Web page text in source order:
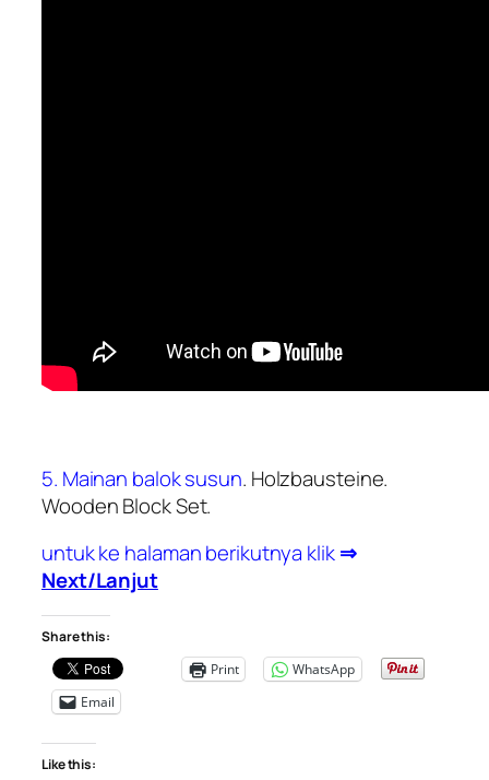
5. Mainan balok susun. Holzbausteine.
Wooden Block Set.
untuk ke halaman berikutnya klik⇒
Next/Lanjut
Share this:
Print
WhatsApp
Email
Like this: